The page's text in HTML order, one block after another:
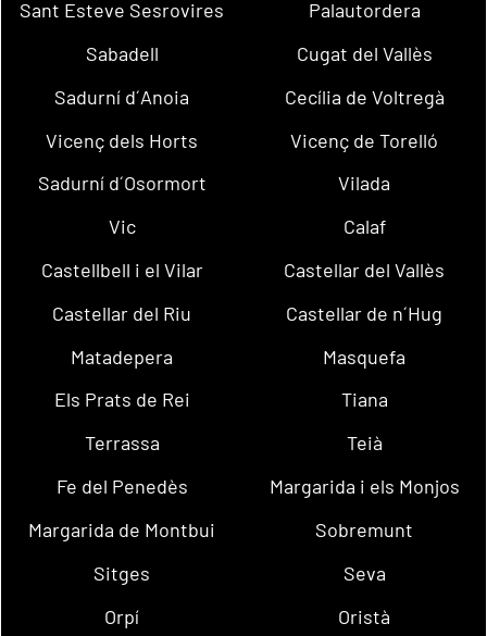
Sant Esteve Sesrovires
Palautordera
Sabadell
Cugat del Vallès
Sadurní d´Anoia
Cecília de Voltregà
Vicenç dels Horts
Vicenç de Torelló
Sadurní d´Osormort
Vilada
Vic
Calaf
Castellbell i el Vilar
Castellar del Vallès
Castellar del Riu
Castellar de n´Hug
Matadepera
Masquefa
Els Prats de Rei
Tiana
Terrassa
Teià
Fe del Penedès
Margarida i els Monjos
Margarida de Montbui
Sobremunt
Sitges
Seva
Orpí
Oristà